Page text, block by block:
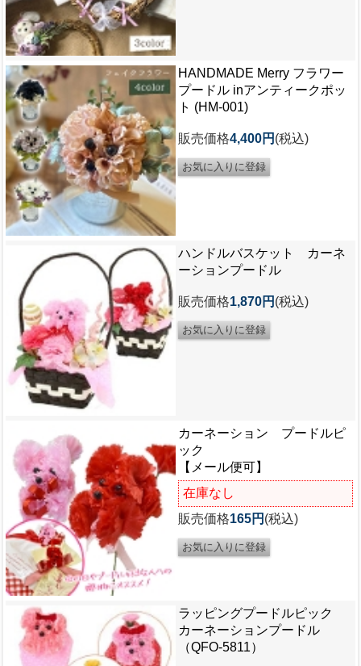
HANDMADE Merry フラワー
プードル inアンティークポッ
ト (HM-001)
販売価格4,400円 (税込)
ハンドルバスケット カーネ
ーションプードル
販売価格1,870円 (税込)
カーネーション プードルピ
ック
【メール便可】
在庫なし
販売価格165円 (税込)
ラッピングプードルピック
カーネーションプードル
（QFO-5811）